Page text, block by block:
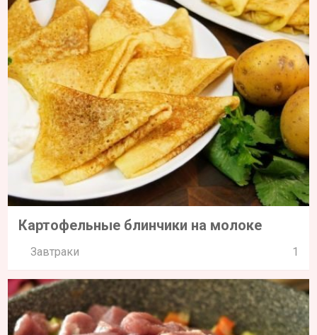
Картофельные блинчики на молоке
Завтраки 1